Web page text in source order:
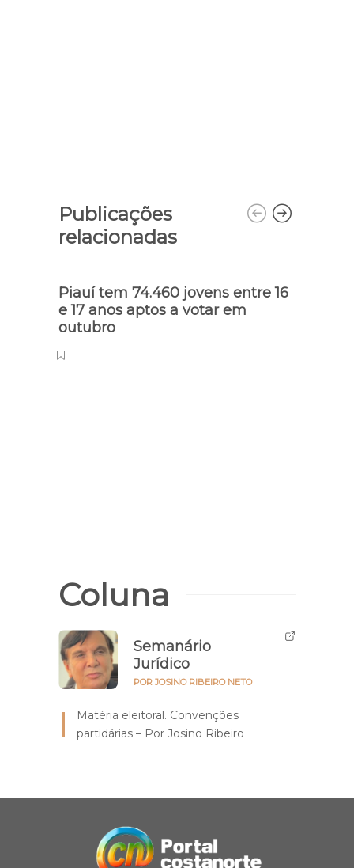
Publicações
relacionadas
Piauí tem 74.460 jovens entre 16
e 17 anos aptos a votar em
outubro
Coluna
Semanário
Jurídico
POR JOSINO RIBEIRO NETO
Matéria eleitoral. Convenções
partidárias – Por Josino Ribeiro